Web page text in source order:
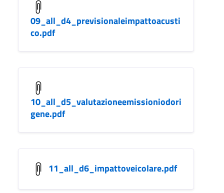
09_all_d4_previsionaleimpattoacusti
co.pdf
10_all_d5_valutazioneemissioniodori
gene.pdf
11_all_d6_impattoveicolare.pdf